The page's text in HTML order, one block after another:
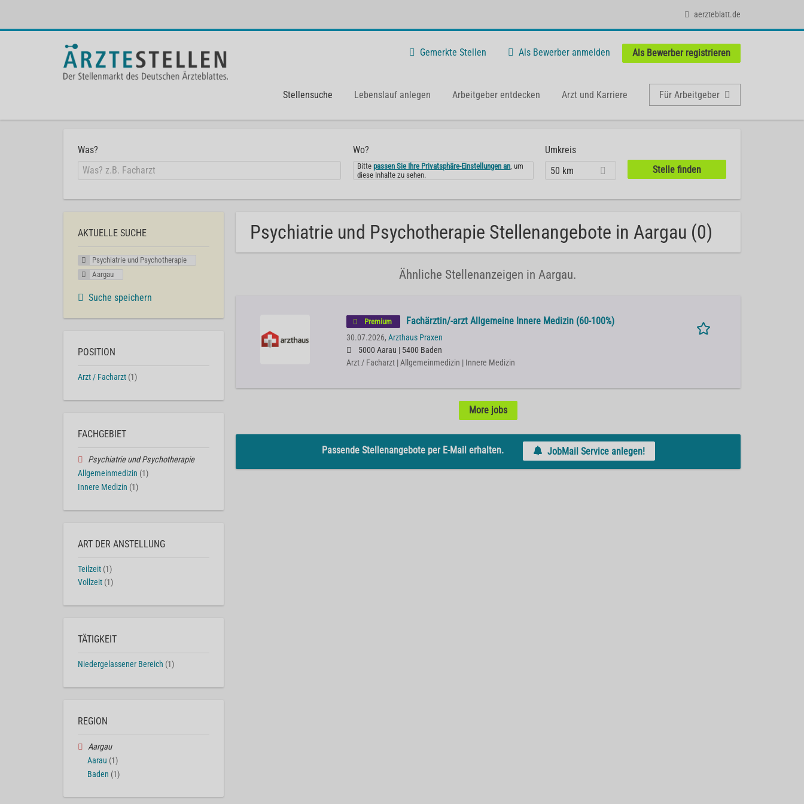
aerzteblatt.de
Gemerkte Stellen Als Bewerber anmelden Als Bewerber registrieren
Stellensuche Lebenslauf anlegen Arbeitgeber entdecken Arzt und Karriere Für Arbeitgeber
Was? Wo?
Bittepassen Sie Ihre Privatsphäre-Einstellungen an, um
diese Inhalte zu sehen.
Umkreis
50 km
Psychiatrie und Psychotherapie Stellenangebote in Aargau (0)
Ähnliche Stellenanzeigen in Aargau.
Premium Fachärztin/-arzt Allgemeine Innere Medizin (60-100%)
30.07.2026, Arzthaus Praxen
5000 Aarau | 5400 Baden
Arzt / Facharzt | Allgemeinmedizin | Innere Medizin
More jobs
Passende Stellenangebote per E-Mail erhalten. JobMail Service anlegen!
AKTUELLE SUCHE
Psychiatrie und Psychotherapie
Aargau
Suche speichern
POSITION
Arzt / Facharzt (1)
FACHGEBIET
Psychiatrie und Psychotherapie
Allgemeinmedizin (1)
Innere Medizin (1)
ART DER ANSTELLUNG
Teilzeit (1)
Vollzeit (1)
TÄTIGKEIT
Niedergelassener Bereich (1)
REGION
Aargau
Aarau (1)
Baden (1)